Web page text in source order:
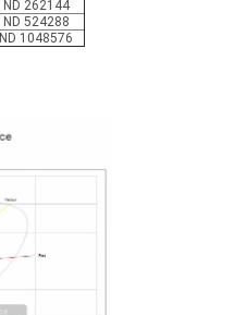
ND 262144
ND 524288
ND 1048576